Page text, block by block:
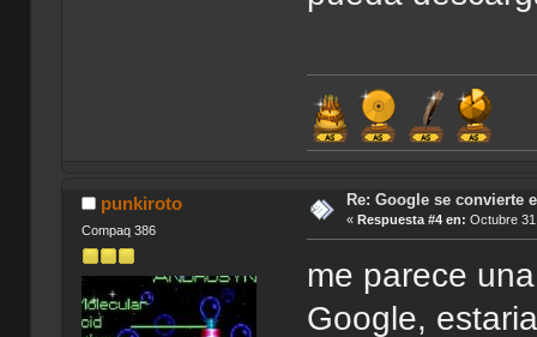
punkiroto
Compaq 386
Re: Google se convierte
« Respuesta #4 en: Octubre
me parece
Google,